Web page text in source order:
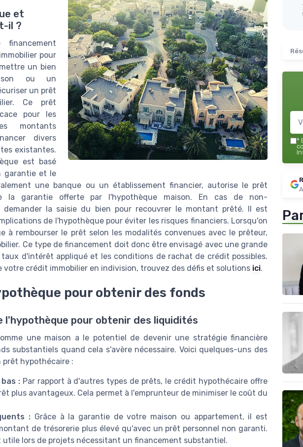
et
il ?
pour
un bien
ou un
un prêt
Ce prêt
pour les
montants
divers
existantes.
est basé
garantie et le
une banque ou un établissement financier, autorise le prêt
la garantie offerte par l'hypothèque maison. En cas de non-
demander la saisie du bien pour recouvrer le montant prêté. Il est
de l'hypothèque pour éviter les risques financiers. Lorsqu'on
à rembourser le prêt selon les modalités convenues avec le prêteur,
Ce type de financement doit donc être envisagé avec une grande
d'intérêt appliqué et les conditions de rachat de crédit possibles.
votre crédit immobilier en indivision, trouvez des défis et solutions ici.
pour obtenir des fonds
l'hypothèque pour obtenir des liquidités
une maison a le potentiel de devenir une stratégie financière
substantiels quand cela s'avère nécessaire. Voici quelques-uns des
prêt hypothécaire :
:Par rapport à d'autres types de prêts, le crédit hypothécaire offre
plus avantageux. Cela permet à l'emprunteur de minimiser le coût du
: Grâce à la garantie de votre maison ou appartement, il est
de trésorerie plus élevé qu'avec un prêt personnel non garanti.
lors de projets nécessitant un financement substantiel.
*